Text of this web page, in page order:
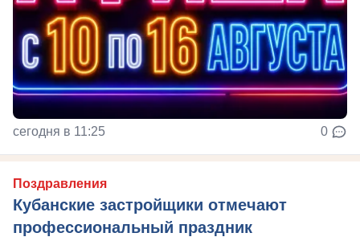
сегодня в 11:25 0
Поздравления
Кубанские застройщики отмечают
профессиональный праздник